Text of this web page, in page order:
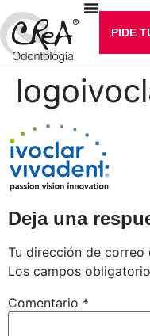
PIDE
Deja una
Tu dirección de correo
Los campos
Comentario *